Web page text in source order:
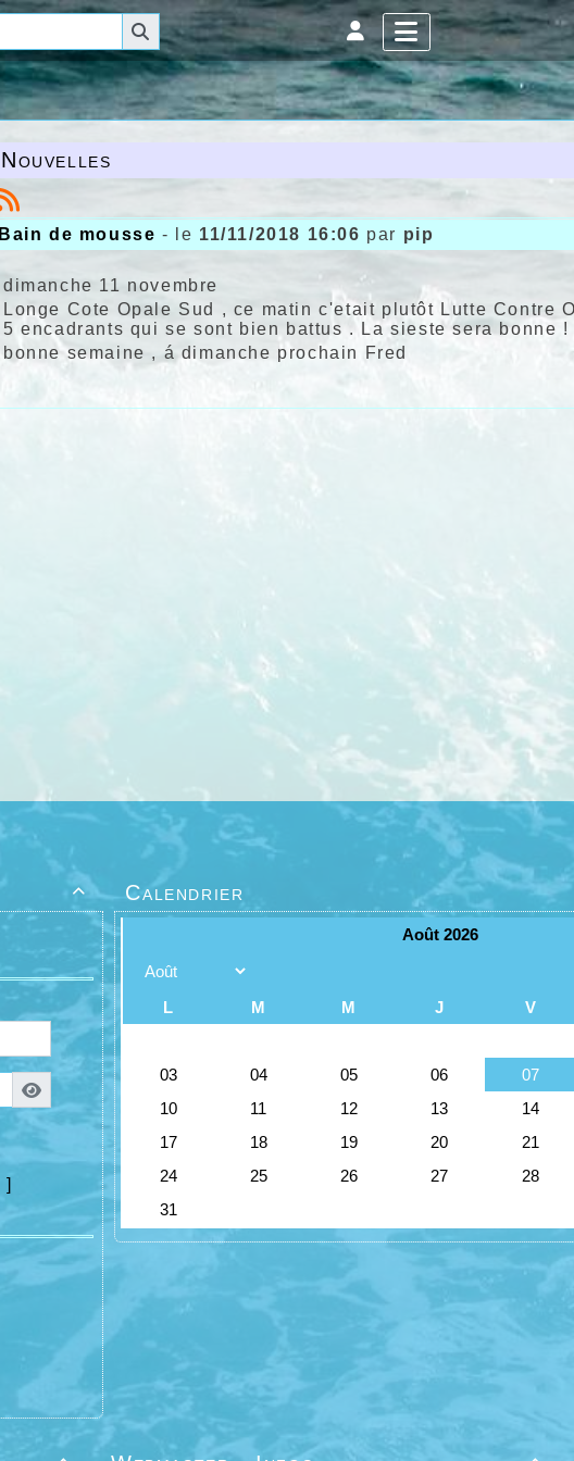
Nouvelles
Bain de mousse - le 11/11/2018 16:06 par pip
dimanche 11 novembre
Longe Cote Opale Sud , ce matin c'etait plutôt Lutte Contre
5 encadrants qui se sont bien battus . La sieste sera bonne
bonne semaine , á dimanche prochain Fred

]
Calendrier